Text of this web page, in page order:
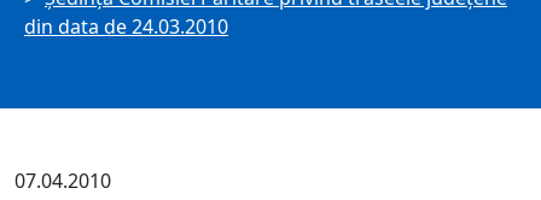
din data de 24.03.2010
07.04.2010